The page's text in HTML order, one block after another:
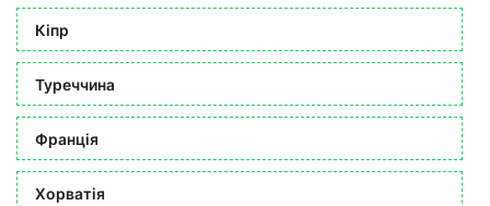
Кіпр
Туреччина
Франція
Хорватія